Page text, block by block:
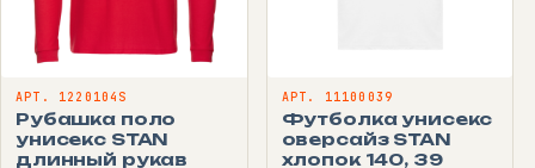
АРТ. 1220104S
Рубашка поло
унисекс STAN
длинный рукав
АРТ. 11100039
Футболка унисекс
оверсайз STAN
хлопок 140, 39